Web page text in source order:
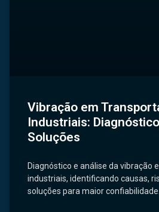
Vibração em
Industriais:
Soluções
Diagnóstico e análise da vibração
industriais, identificando causas,
soluções para maior confiabilidade.